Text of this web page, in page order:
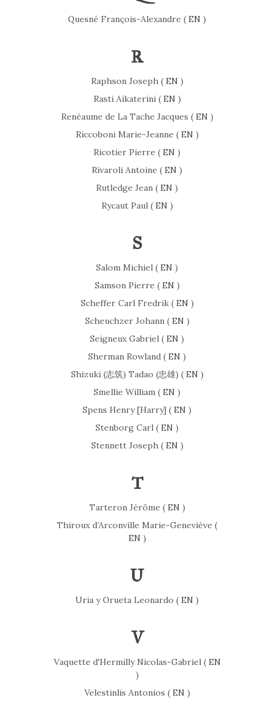
Quesné François-Alexandre ( EN )
R
Raphson Joseph ( EN )
Rasti Aikaterini ( EN )
Renéaume de La Tache Jacques ( EN )
Riccoboni Marie-Jeanne ( EN )
Ricotier Pierre ( EN )
Rivaroli Antoine ( EN )
Rutledge Jean ( EN )
Rycaut Paul ( EN )
S
Salom Michiel ( EN )
Samson Pierre ( EN )
Scheffer Carl Fredrik ( EN )
Scheuchzer Johann ( EN )
Seigneux Gabriel ( EN )
Sherman Rowland ( EN )
Shizuki (志筑) Tadao (忠雄) ( EN )
Smellie William ( EN )
Spens Henry [Harry] ( EN )
Stenborg Carl ( EN )
Stennett Joseph ( EN )
T
Tarteron Jérôme ( EN )
Thiroux d’Arconville Marie-Geneviève (
EN )
U
Uria y Orueta Leonardo ( EN )
V
Vaquette d'Hermilly Nicolas-Gabriel ( EN
)
Velestinlis Antonios ( EN )